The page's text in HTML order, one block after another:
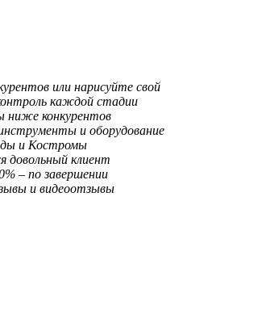
или нарисуйте свой
каждой стадии
ниже конкурентов
и оборудование
и Костромы
довольный клиент
– по завершении
и видеоотзывы